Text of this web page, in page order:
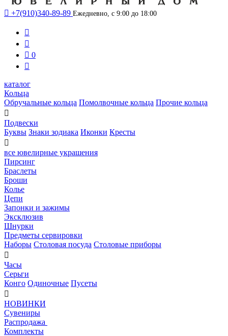
 +7(910)340-89-89 Ежедневно, с 9:00 до 18:00


 0

каталог
Кольца
Обручальные кольца Помолвочные кольца Прочие кольца

Подвески
Буквы Знаки зодиака Иконки Кресты

все ювелирные украшения
Пирсинг
Браслеты
Броши
Колье
Цепи
Запонки и зажимы
Эксклюзив
Шнурки
Предметы сервировки
Наборы Столовая посуда Столовые приборы

Часы
Серьги
Конго Одиночные Пусеты

НОВИНКИ
Сувениры
Распродажа
Комплекты